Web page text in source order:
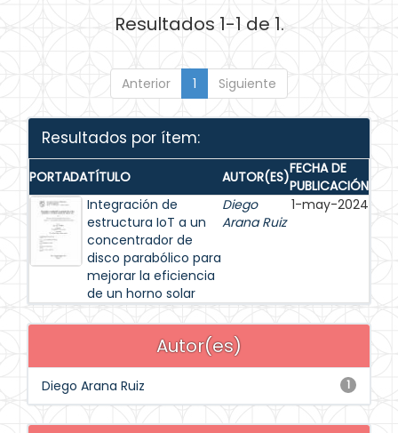
Resultados 1-1 de 1.
Anterior 1 Siguiente
Resultados por ítem:
PORTADATÍTULO AUTOR(ES)FECHA DE
PUBLICACIÓN
Integración de
estructura IoT a un
concentrador de
disco parabólico para
mejorar la eficiencia
de un horno solar
Diego
Arana Ruiz
1-may-2024
Autor(es)
1
Diego Arana Ruiz